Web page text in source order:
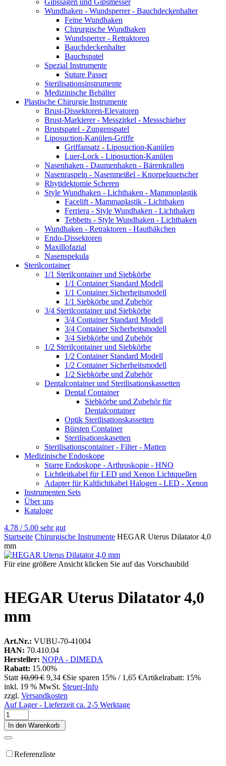
Gipssägen und Gipsmesser
Wundhaken - Wundsperrer - Bauchdeckenhalter
Feine Wundhaken
Chirurgische Wundhaken
Wundsperrer - Retraktoren
Bauchdeckenhalter
Bauchspatel
Spezial Instrumente
Suture Passer
Sterilisationsinstrumente
Medizinische Behälter
Plastische Chirurgie Instrumente
Brust-Dissektoren-Elevatoren
Brust-Markierer - Messzirkel - Messschieber
Brustspatel - Zungenspatel
Liposuction-Kanülen-Griffe
Griffansatz - Liposuction-Kanülen
Luer-Lock - Liposuction-Kanülen
Nasenhaken - Daumenhaken - Bärenkrallen
Nasenraspeln - Nasenmeißel - Knorpelquetscher
Rhytidektomie Scheren
Style Wundhaken - Lichthaken - Mammoplastik
Facelift - Mammaplastik - Lichthaken
Ferriera - Style Wundhaken - Lichthaken
Tebbetts - Style Wundhaken - Lichthaken
Wundhaken - Retraktoren - Hauthäkchen
Endo-Dissektoren
Maxillofazial
Nasenspekula
Sterilcontainer
1/1 Sterilcontainer und Siebkörbe
1/1 Container Standard Modell
1/1 Container Sicherheitsmodell
1/1 Siebkörbe und Zubehör
3/4 Sterilcontainer und Siebkörbe
3/4 Container Standard Modell
3/4 Container Sicherheitsmodell
3/4 Siebkörbe und Zubehör
1/2 Sterilcontainer und Siebkörbe
1/2 Container Standard Modell
1/2 Container Sicherheitsmodell
1/2 Siebkörbe und Zubehör
Dentalcontainer und Sterilisationskassetten
Dental Container
Siebkörbe und Zubehör für
Dentalcontainer
Optik Sterilisationskassetten
Bürsten Container
Sterilisationskasetten
Sterilisationscontainer - Filter - Matten
Medizinische Endoskope
Starre Endoskope - Arthroskopie - HNO
Lichtleitkabel für LED und Xenon Lichtquellen
Adapter für Kaltlichtkabel Halogen - LED - Xenon
Instrumenten Sets
Über uns
Kataloge
4.78 / 5.00 sehr gut
Startseite Chirurgische Instrumente HEGAR Uterus Dilatator 4,0
mm
Für eine größere Ansicht klicken Sie auf das Vorschaubild
HEGAR Uterus Dilatator 4,0
mm
Art.Nr.: VUBU-70-41004
HAN: 70.410.04
Hersteller: NOPA - DIMEDA
Rabatt: 15.00%
Statt 10,99 € 9,34 €Sie sparen 15% / 1,65 €Artikelrabatt: 15%
inkl. 19 % MwSt. Steuer-Info
zzgl. Versandkosten
Auf Lager - Lieferzeit ca. 2-5 Werktage
In den Warenkorb
Referenzliste